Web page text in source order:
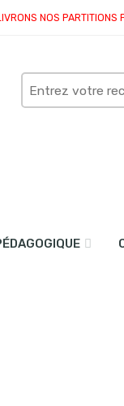
NOS PARTITIONS
Search
here